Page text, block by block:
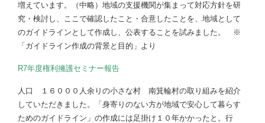
増えています。（中略）地域の支援機関が集まって対応方針を研
究・検討し、ここで確認したこと・合意したことを、地域として
のガイドラインとして作成し、公表することを試みました。 ※
「ガイドライン作成の背景と目的」より
R7年度権利擁護セミナー報告
人口 １６０００人余りの小さな村 南箕輪村の取り組みを紹介
していただきました。「身寄りのない方が地域で安心して暮らす
ためのガイドライン」の作成には足掛け１０年かかったと。行